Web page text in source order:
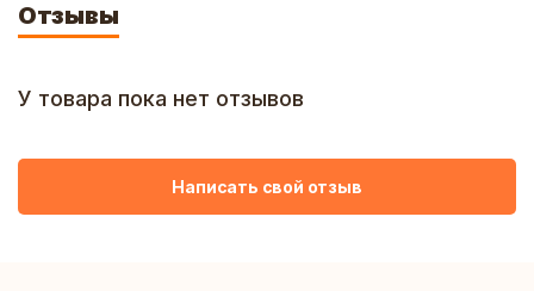
Отзывы
У товара пока нет отзывов
Написать свой отзыв